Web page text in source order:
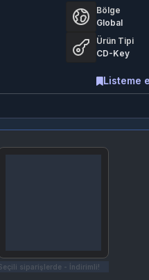
Bölge
Global
Ürün Tipi
CD-Key
Listeme
siparişlerde - İndirimli!